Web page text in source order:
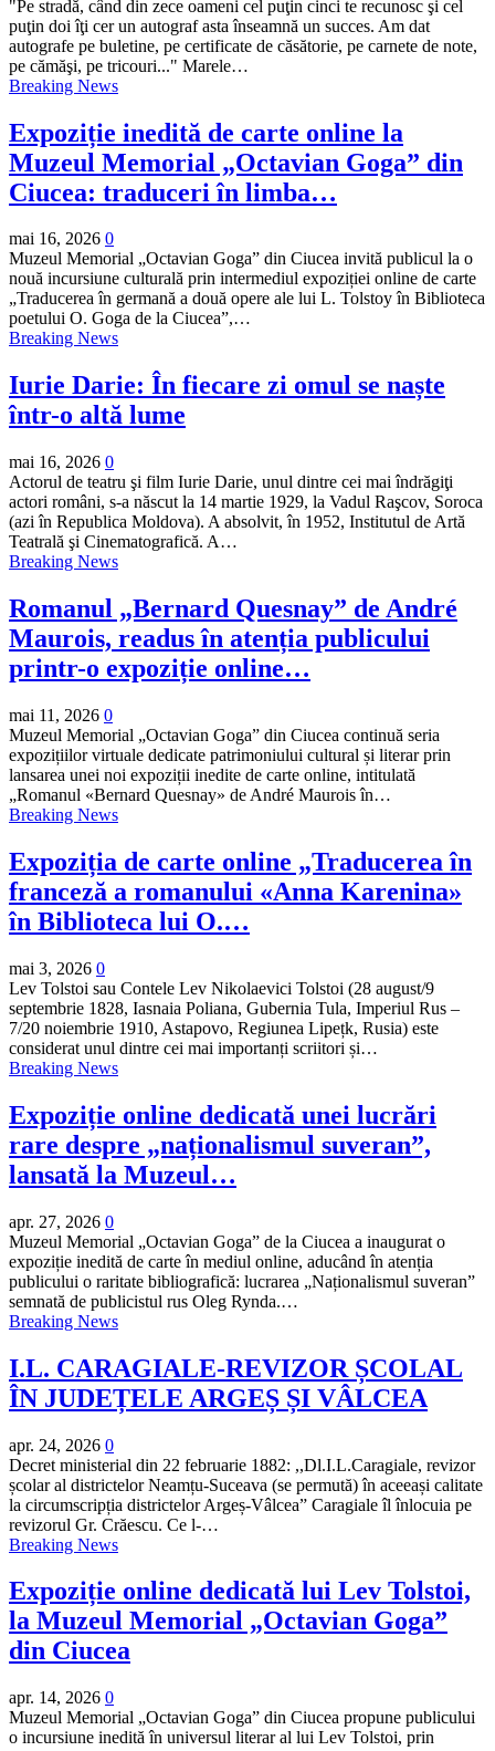
"Pe stradă, când din zece oameni cel puţin cinci te recunosc şi cel
puţin doi îţi cer un autograf asta înseamnă un succes. Am dat
autografe pe buletine, pe certificate de căsătorie, pe carnete de note,
pe cămăşi, pe tricouri..." Marele…
Breaking News
Expoziție inedită de carte online la
Muzeul Memorial „Octavian Goga” din
Ciucea: traduceri în limba…
mai 16, 2026 0
Muzeul Memorial „Octavian Goga” din Ciucea invită publicul la o
nouă incursiune culturală prin intermediul expoziției online de carte
„Traducerea în germană a două opere ale lui L. Tolstoy în Biblioteca
poetului O. Goga de la Ciucea”,…
Breaking News
Iurie Darie: În fiecare zi omul se naște
într-o altă lume
mai 16, 2026 0
Actorul de teatru şi film Iurie Darie, unul dintre cei mai îndrăgiţi
actori români, s-a născut la 14 martie 1929, la Vadul Raşcov, Soroca
(azi în Republica Moldova). A absolvit, în 1952, Institutul de Artă
Teatrală şi Cinematografică. A…
Breaking News
Romanul „Bernard Quesnay” de André
Maurois, readus în atenția publicului
printr-o expoziție online…
mai 11, 2026 0
Muzeul Memorial „Octavian Goga” din Ciucea continuă seria
expozițiilor virtuale dedicate patrimoniului cultural și literar prin
lansarea unei noi expoziții inedite de carte online, intitulată
„Romanul «Bernard Quesnay» de André Maurois în…
Breaking News
Expoziția de carte online „Traducerea în
franceză a romanului «Anna Karenina»
în Biblioteca lui O.…
mai 3, 2026 0
Lev Tolstoi sau Contele Lev Nikolaevici Tolstoi (28 august/9
septembrie 1828, Iasnaia Poliana, Gubernia Tula, Imperiul Rus –
7/20 noiembrie 1910, Astapovo, Regiunea Lipețk, Rusia) este
considerat unul dintre cei mai importanți scriitori și…
Breaking News
Expoziție online dedicată unei lucrări
rare despre „naționalismul suveran”,
lansată la Muzeul…
apr. 27, 2026 0
Muzeul Memorial „Octavian Goga” de la Ciucea a inaugurat o
expoziție inedită de carte în mediul online, aducând în atenția
publicului o raritate bibliografică: lucrarea „Naționalismul suveran”
semnată de publicistul rus Oleg Rynda.…
Breaking News
I.L. CARAGIALE-REVIZOR ȘCOLAL
ÎN JUDEȚELE ARGEȘ ȘI VÂLCEA
apr. 24, 2026 0
Decret ministerial din 22 februarie 1882: ,,Dl.I.L.Caragiale, revizor
școlar al districtelor Neamțu-Suceava (se permută) în aceeași calitate
la circumscripția districtelor Argeș-Vâlcea” Caragiale îl înlocuia pe
revizorul Gr. Crăescu. Ce l-…
Breaking News
Expoziție online dedicată lui Lev Tolstoi,
la Muzeul Memorial „Octavian Goga”
din Ciucea
apr. 14, 2026 0
Muzeul Memorial „Octavian Goga” din Ciucea propune publicului
o incursiune inedită în universul literar al lui Lev Tolstoi, prin